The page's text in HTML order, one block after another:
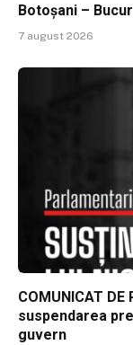
Botoșani –
7 august 2026
COMUNICAT
suspendarea
guvern